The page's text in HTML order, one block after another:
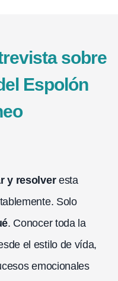
sobre
Espolón
y resolveresta
Solo
. Conocer toda la
el estilo de vída,
emocionales